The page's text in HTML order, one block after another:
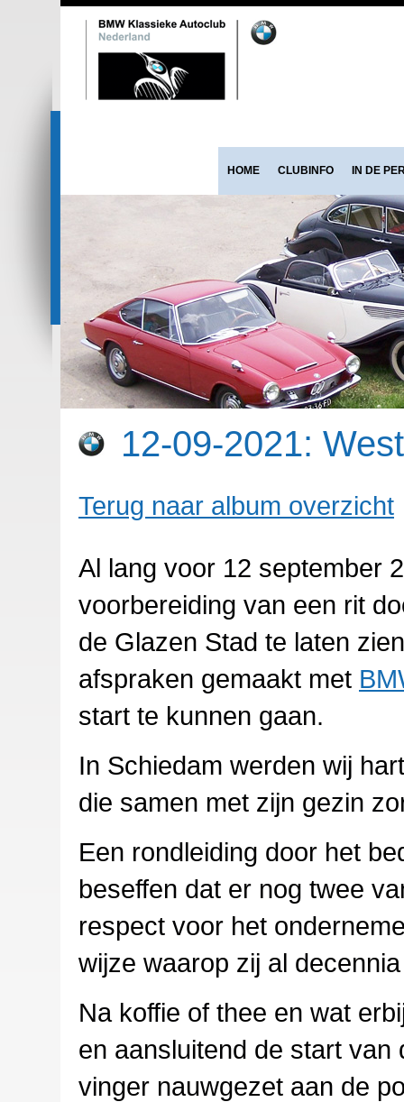
HOME CLUBINFO IN DE
12-09-2021:
Terug naar album overzicht
Al lang voor 12 september
voorbereiding van een rit
de Glazen Stad te laten
afspraken gemaakt met
start te kunnen gaan.
In Schiedam werden wij
die samen met zijn gezin
Een rondleiding door het
beseffen dat er nog twee
respect voor het
wijze waarop zij al
Na koffie of thee en wat
en aansluitend de start van
vinger nauwgezet aan de